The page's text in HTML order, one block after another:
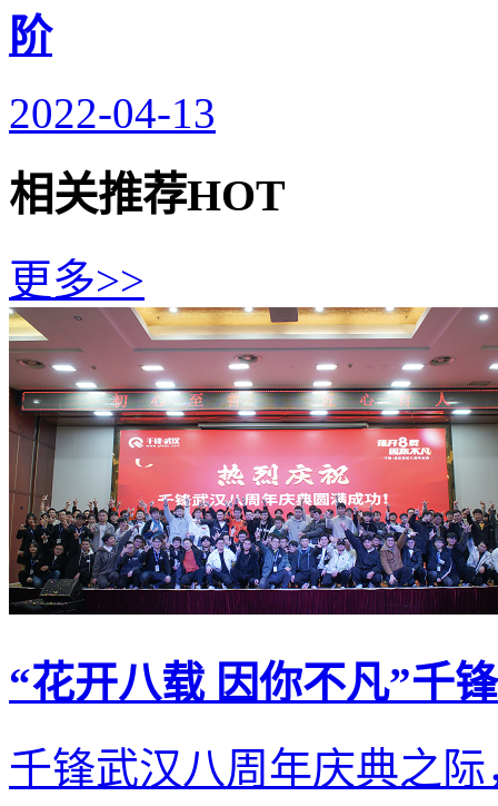
阶
2022-04-13
相关推荐HOT
更多>>
“花开八载 因你不凡”千
千锋武汉八周年庆典之